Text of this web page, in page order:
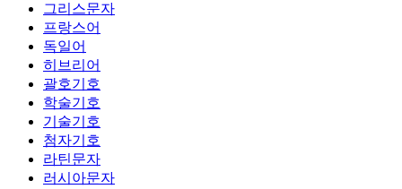
그리스문자
프랑스어
독일어
히브리어
괄호기호
학술기호
기술기호
첨자기호
라틴문자
러시아문자